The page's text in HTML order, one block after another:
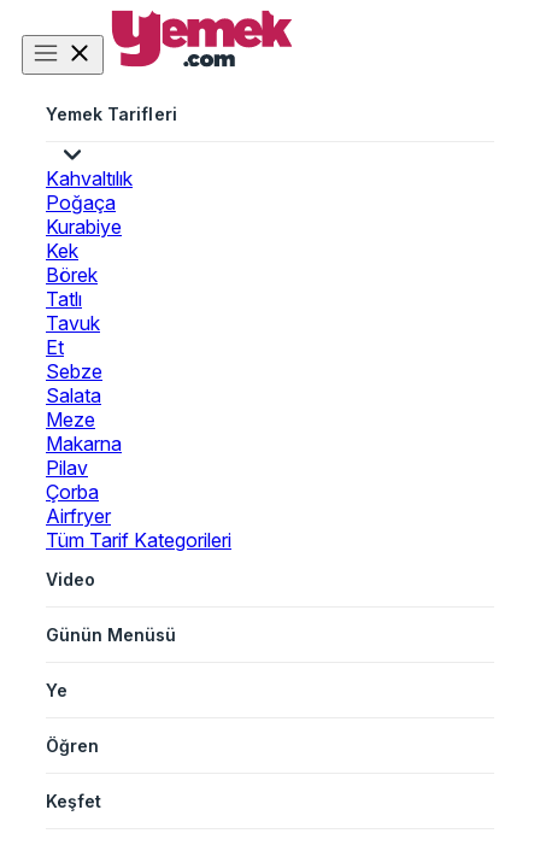
Yemek Tarifleri
Kahvaltılık
Poğaça
Kurabiye
Kek
Börek
Tatlı
Tavuk
Et
Sebze
Salata
Meze
Makarna
Pilav
Çorba
Airfryer
Tüm Tarif Kategorileri
Video
Günün Menüsü
Ye
Öğren
Keşfet